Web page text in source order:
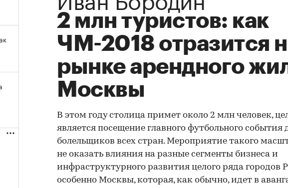
2 млн туристов: как
ЧМ-2018 отразится
рынке арендного
Москвы
В этом году столица примет около 2 млн человек,
является посещение главного футбольного события
болельщиков всех стран. Мероприятие такого
не оказать влияния на разные сегменты бизнеса и
инфраструктурного развития целого ряда городов
особенно Москвы, которая, как обычно, идет в